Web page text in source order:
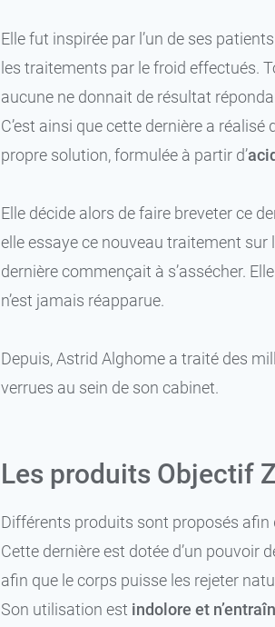
Elle fut inspirée par l’un de ses
les traitements par le froid effectués.
aucune ne donnait de résultat
C’est ainsi que cette dernière a réalisé
propre solution, formulée à partir d’
Elle décide alors de faire breveter ce
elle essaye ce nouveau traitement
dernière commençait à s’assécher.
n’est jamais réapparue.
Depuis, Astrid Alghome a traité des
verrues au sein de son cabinet.
Les produits Objectif
Différents produits sont proposés afin
Cette dernière est dotée d’un
afin que le corps puisse les rejeter
Son utilisation est indolore et